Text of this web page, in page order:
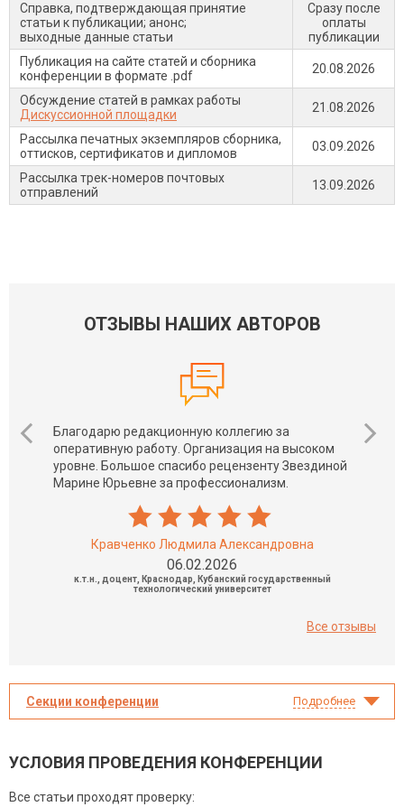
Справка, подтверждающая принятие
статьи к публикации; анонс;
выходные данные статьи
Сразу после
оплаты
публикации
Публикация на сайте статей и сборника
конференции в формате .pdf
20.08.2026
Обсуждение статей в рамках работы
Дискуссионной площадки
21.08.2026
Рассылка печатных экземпляров сборника,
оттисков, сертификатов и дипломов
03.09.2026
Рассылка трек-номеров почтовых
отправлений
13.09.2026
ОТЗЫВЫ НАШИХ АВТОРОВ
Благодарю редакционную коллегию за
оперативную работу. Организация на высоком
уровне. Большое спасибо рецензенту Звездиной
Марине Юрьевне за профессионализм.
Кравченко Людмила Александровна
06.02.2026
к.т.н., доцент, Краснодар, Кубанский государственный
технологический университет
Все отзывы
Секции конференции Подробнее
УСЛОВИЯ ПРОВЕДЕНИЯ КОНФЕРЕНЦИИ
Все статьи проходят проверку: